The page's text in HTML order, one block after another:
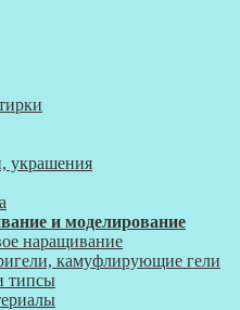
украшения
и моделирование
наращивание
камуфлирующие гели
типсы